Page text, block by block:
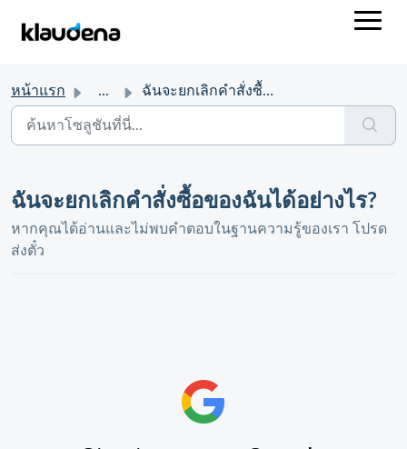
หน้าแรก ... ฉันจะยกเลิกคำสั่งซื้อของฉันได้อย่างไร?
ฉันจะยกเลิกคำสั่งซื้อของฉันได้อย่างไร?
หากคุณได้อ่านและไม่พบคำตอบในฐานความรู้ของเรา โปรด
ส่งตั๋ว